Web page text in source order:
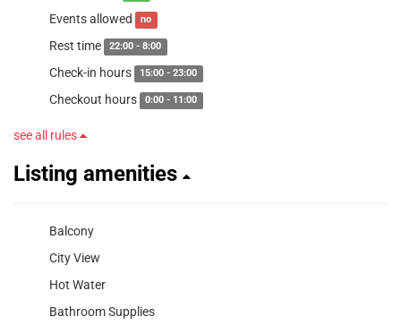
Events allowed no
Rest time 22:00 - 8:00
Check-in hours 15:00 - 23:00
Checkout hours 0:00 - 11:00
see all rules
Listing amenities
Balcony
City View
Hot Water
Bathroom Supplies